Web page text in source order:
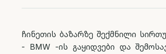
ჩინეთის ბაზარზე შექმნილი
- BMW -ის გაყიდვები და